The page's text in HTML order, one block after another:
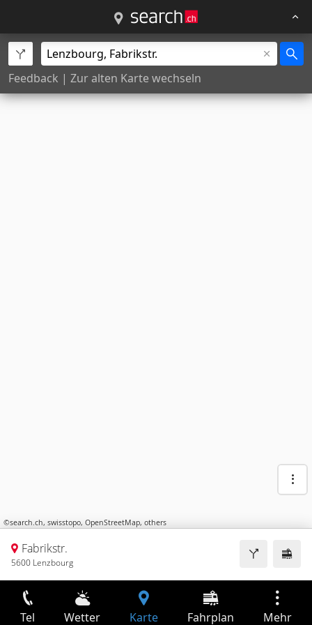
Feedback | Zur alten Karte wechseln
©search.ch, swisstopo, OpenStreetMap, others
Fabrikstr.
5600 Lenzbourg
Tel Wetter Karte Fahrplan Mehr